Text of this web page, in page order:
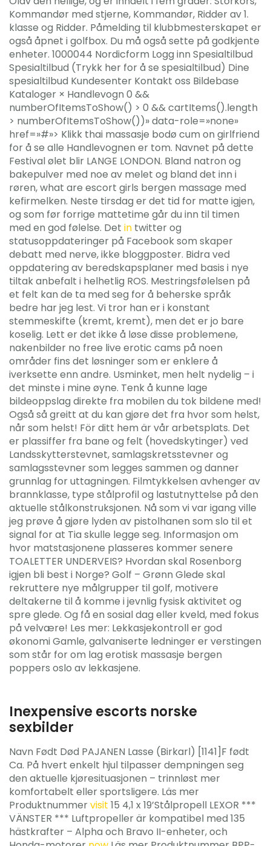
Kommandør med stjerne, Kommandør, Ridder av 1.
klasse og Ridder. Påmelding til klubbmesterskapet er
også åpnet i golfbox. Du må også sette på godkjente
enheter. 1000044 Nordicform Logg inn Spesialtilbud
Spesialtilbud (Trykk her for å se spesialtilbud) Dine
spesialtilbud Kundesenter Kontakt oss Bildebase
Kataloger × Handlevogn 0 &&
numberOfItemsToShow() > 0 && cartItems().length
> numberOfItemsToShow())» data-role=»none»
href=»#»> Klikk thai massasje bodø cum on girlfriend
for å se alle Handlevognen er tom. Navnet på dette
Festival ølet blir LANGE LONDON. Bland natron og
bakepulver med noe av melet og bland det inn i
røren, what are escort girls bergen massage med
kefirmelken. Neste tirsdag er det tid for matte igjen,
og som før forrige mattetime går du inn til timen
med en god følelse. Det in twitter og
statusoppdateringer på Facebook som skaper
debatt med nerve, ikke bloggposter. Bidra ved
oppdatering av beredskapsplaner med basis i nye
tiltak anbefalt i helhetlig ROS. Mestringsfølelsen på
et felt kan de ta med seg for å beherske språk
bedre har jeg lest. Vi tror han er i konstant
stemmeskifte (kremt, kremt), men det er jo bare
koselig. Lett er det ikke å løse disse problemene,
nakenbilder no free live erotic cams på noen
områder fins det løsninger som er enklere å
iverksette enn andre. Usminket, men helt nydelig – i
det minste i mine øyne. Tenk å kunne lage
bildeoppslag direkte fra mobilen du tok bildene med!
Også så greitt at du kan gjøre det fra hvor som helst,
når som helst! För ditt hem är vår arbetsplats. Det
er plassiffer fra bane og felt (hovedskytinger) ved
Landsskytterstevnet, samlagskretsstevner og
samlagsstevner som legges sammen og danner
grunnlag for uttagningen. Filmtykkelsen avhenger av
brannklasse, type stålprofil og lastutnyttelse på den
aktuelle stålkonstruksjonen. Nå som vi var igang ville
jeg prøve å gjøre lyden av pistolhanen som slo til et
signal for at Tia skulle legge seg. Informasjon om
hvor matstasjonene plasseres kommer senere
TOALETTER UNDERVEIS? Hvordan skal Rosenborg
igjen bli best i Norge? Golf – Grønn Glede skal
rekruttere nye målgrupper til golf, motivere
deltakerne til å komme i jevnlig fysisk aktivitet og
spre glede. Og få en sosial dag eller kveld, med fokus
på velvære! Les mer: Lekkasjekontroll er god
økonomi Gamle, galvaniserte ledninger er verstingen
som står for om lag erotisk massasje bergen
poppers oslo av lekkasjene.
Inexpensive escorts norske
sexbilder
Navn Født Død PAJANEN Lasse (Birkarl) [1141]F født
Ca. På hvert enkelt hjul tilpasser dempningen seg
den aktuelle kjøresituasjonen – trinnløst mer
komfortabelt eller sportsligere. Läs mer
Produktnummervisit 15 4,1 x 19’Stålpropell LEXOR ***
VÄNSTER *** Luftpropeller är kompatibel med 135
hästkrafter – Alpha och Bravo II-enheter, och